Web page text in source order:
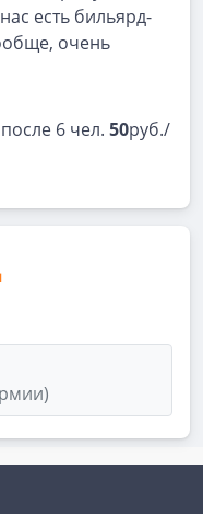
есть бильярд-
очень
6 чел. 50руб./